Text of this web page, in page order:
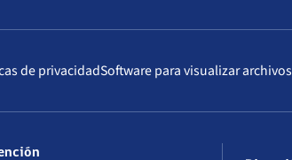
de privacidadSoftware para visualizar archivos